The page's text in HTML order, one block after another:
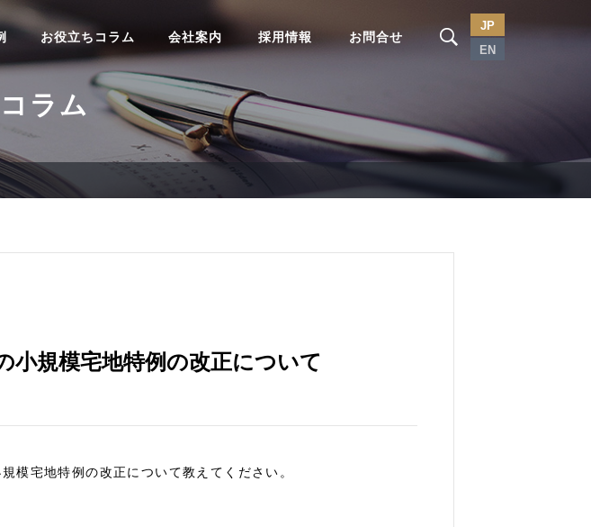
お役立ちコラム 会社案内 採用情報 お問合せ
JP
EN
ラム
小規模宅地特例の改正について
模宅地特例の改正について教えてください。